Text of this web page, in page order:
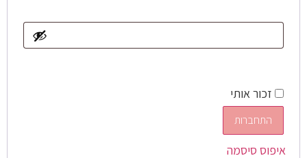
זכור אותי
התחברות
איפוס סיסמה